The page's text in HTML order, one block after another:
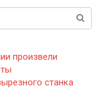
произвели
станка